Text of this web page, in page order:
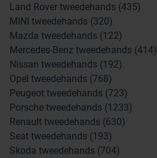
Land Rover tweedehands (435)
MINI tweedehands (320)
Mazda tweedehands (122)
Mercedes-Benz tweedehands (414)
Nissan tweedehands (192)
Opel tweedehands (768)
Peugeot tweedehands (723)
Porsche tweedehands (1233)
Renault tweedehands (630)
Seat tweedehands (193)
Skoda tweedehands (704)